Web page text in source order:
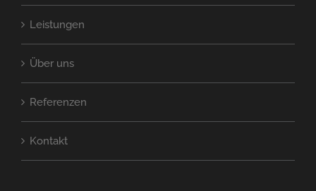
Leistungen
Über uns
Referenzen
Kontakt